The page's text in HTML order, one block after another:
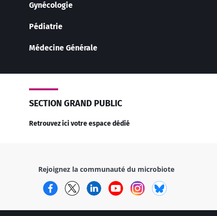
Gynécologie
Pédiatrie
Médecine Générale
SECTION GRAND PUBLIC
Retrouvez ici votre espace dédié
Rejoignez la communauté du microbiote
FacebookTwitterLinkedInYouTubeInstagram